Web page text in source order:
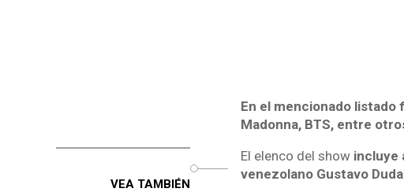
En el mencionado listado
Madonna, BTS, entre
VEA TAMBIÉN
El elenco del show incluye
venezolano Gustavo